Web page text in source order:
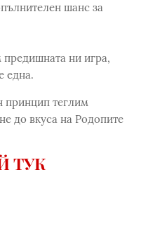
шанс за
ни игра,
една.
принцип теглим
до вкуса на Родопите
ТУК